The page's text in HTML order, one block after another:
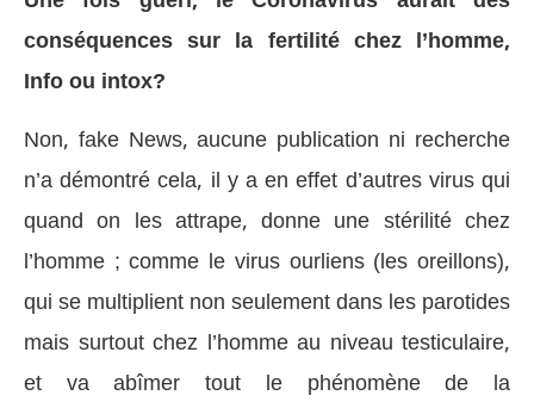
conséquences sur la fertilité chez l’homme,
Info ou intox?
Non, fake News, aucune publication ni recherche
n’a démontré cela, il y a en effet d’autres virus qui
quand on les attrape, donne une stérilité chez
l’homme ; comme le virus ourliens (les oreillons),
qui se multiplient non seulement dans les parotides
mais surtout chez l’homme au niveau testiculaire,
et va abîmer tout le phénomène de la